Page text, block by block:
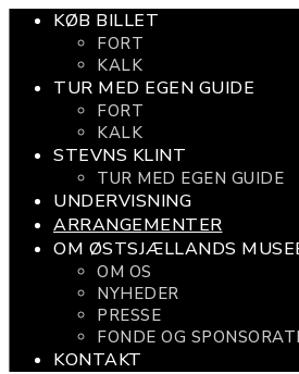
KØB BILLET
FORT
KALK
TUR MED EGEN GUIDE
FORT
KALK
STEVNS KLINT
TUR MED EGEN GUIDE
UNDERVISNING
ARRANGEMENTER
OM ØSTSJÆLLANDS
OM OS
NYHEDER
PRESSE
FONDE OG
KONTAKT